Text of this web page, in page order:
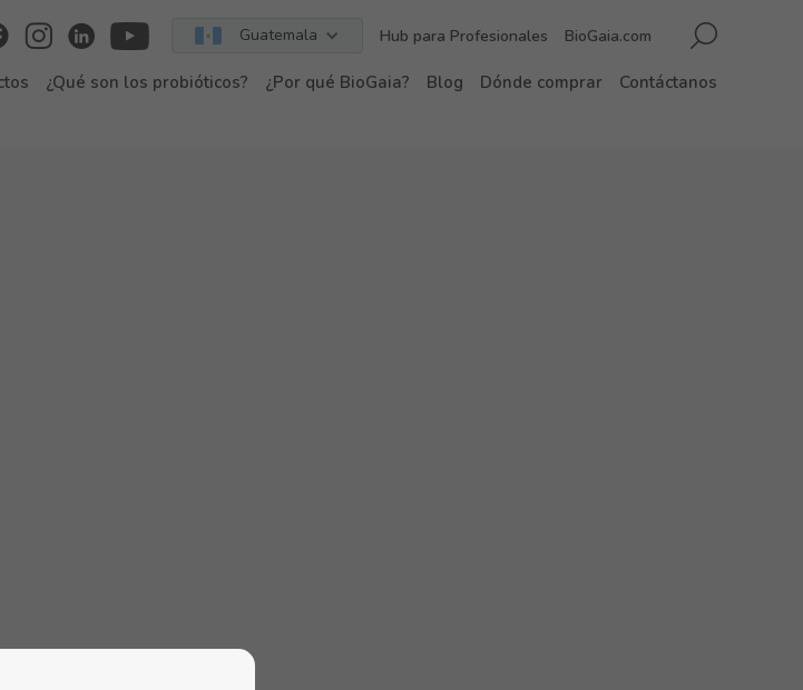
Guatemala Hub para Profesionales BioGaia.com
¿Qué son los probióticos? ¿Por qué BioGaia? Blog Dónde comprar Contáctanos